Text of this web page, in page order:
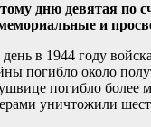
дню девятая по
и
в 1944 году
погибло около
погибло более
уничтожили